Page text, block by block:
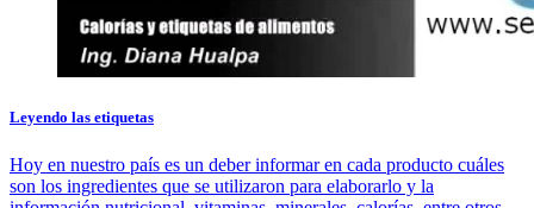
Leyendo las etiquetas
Hoy en nuestro país es un deber informar en cada producto cuáles
son los ingredientes que se utilizaron para elaborarlo y la